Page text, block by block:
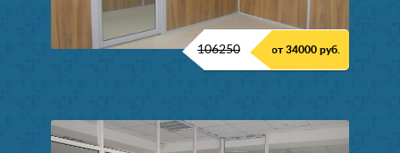
106250 от 34000 руб.